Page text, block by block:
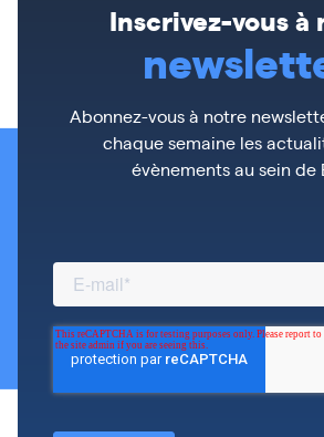
Inscrivez-vous à
Abonnez-vous à notre
chaque semaine les
évènements au sein de